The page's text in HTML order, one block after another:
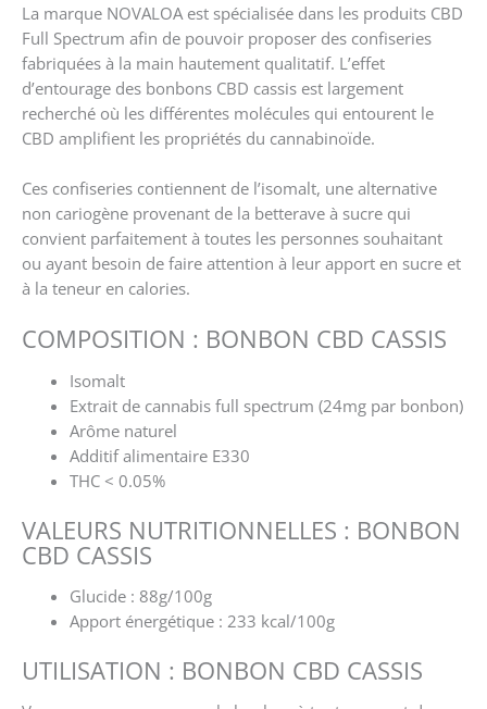
La marque NOVALOA est spécialisée dans les produits CBD
Full Spectrum afin de pouvoir proposer des confiseries
fabriquées à la main hautement qualitatif. L’effet
d’entourage des bonbons CBD cassis est largement
recherché où les différentes molécules qui entourent le
CBD amplifient les propriétés du cannabinoïde.
Ces confiseries contiennent de l’isomalt, une alternative
non cariogène provenant de la betterave à sucre qui
convient parfaitement à toutes les personnes souhaitant
ou ayant besoin de faire attention à leur apport en sucre et
à la teneur en calories.
COMPOSITION : BONBON CBD CASSIS
Isomalt
Extrait de cannabis full spectrum (24mg par bonbon)
Arôme naturel
Additif alimentaire E330
THC < 0.05%
VALEURS NUTRITIONNELLES : BONBON
CBD CASSIS
Glucide : 88g/100g
Apport énergétique : 233 kcal/100g
UTILISATION : BONBON CBD CASSIS